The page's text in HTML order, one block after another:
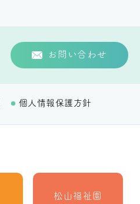
お問い合わせ
個人情報保護方針
松山福祉園